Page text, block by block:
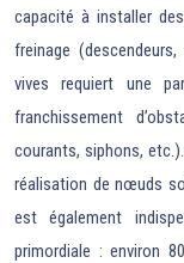
capacité à installer
freinage
vives requiert une
franchissement
courants, siphons,
réalisation de nœuds
est également
primordiale : environ